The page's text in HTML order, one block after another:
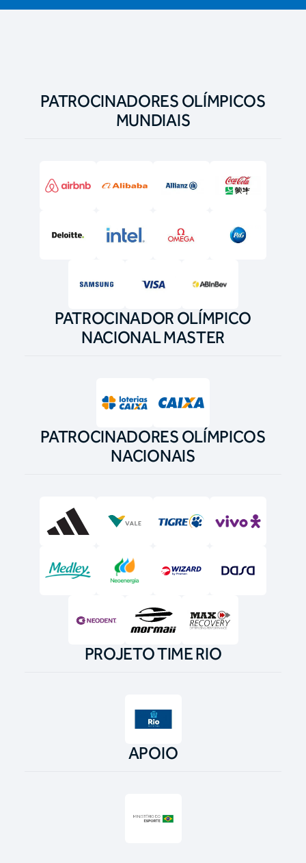
PATROCINADORES OLÍMPICOS
MUNDIAIS
PATROCINADOR OLÍMPICO
NACIONAL MASTER
PATROCINADORES OLÍMPICOS
NACIONAIS
PROJETO TIME RIO
APOIO